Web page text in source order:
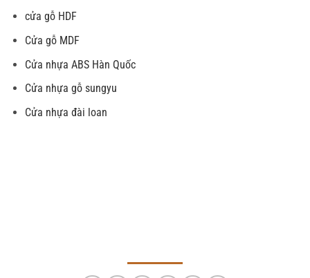
cửa gỗ HDF
Cửa gỗ MDF
Cửa nhựa ABS Hàn Quốc
Cửa nhựa gỗ sungyu
Cửa nhựa đài loan